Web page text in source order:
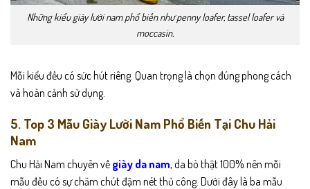
Những kiểu giày lười nam phổ biến như penny loafer, tassel loafer và
moccasin.
Mỗi kiểu đều có sức hút riêng. Quan trọng là chọn đúng phong cách
và hoàn cảnh sử dụng.
5. Top 3 Mẫu Giày Lười Nam Phổ Biến Tại Chu Hải
Nam
Chu Hải Nam chuyên về giày da nam, da bò thật 100% nên mỗi
mẫu đều có sự chăm chút đậm nét thủ công. Dưới đây là ba mẫu